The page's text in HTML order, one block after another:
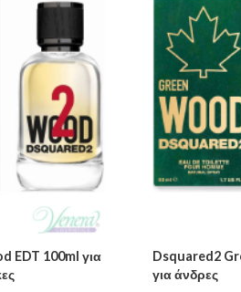
EDT 100ml για
Dsquared2
για άνδρες